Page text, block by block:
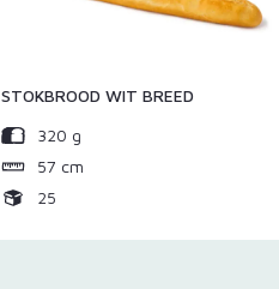
STOKBROOD WIT BREED
320 g
57 cm
25